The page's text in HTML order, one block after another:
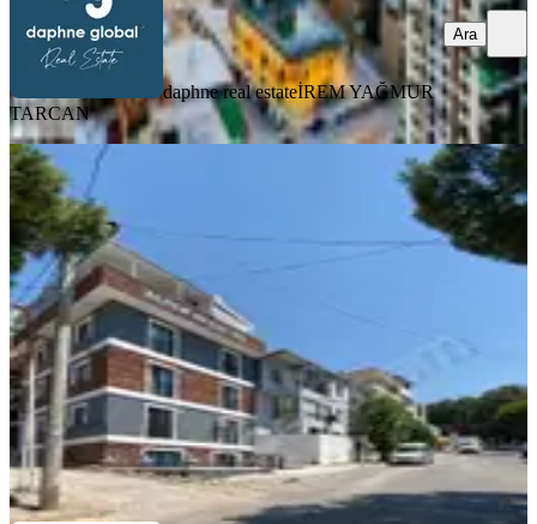
daphne real estateİREM YAĞMUR
TARCAN
Ara
YENİ
Bornova Atatürk Mah. Satılık 1+1
Daire - Sıfır, Merkezi Konum
1+1 ·40 m²
3.150.000 ₺
PASSWORD GAYRİMENKUL İbrahim Bozkurt
Ara